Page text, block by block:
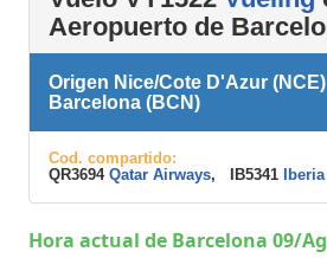
Aeropuerto de
Origen Nice/Cote D'Azur
Barcelona (BCN)
Cod. compartido:
QR3694 Qatar Airways, IB5341 Iberia
Hora actual de Barcelona 09/